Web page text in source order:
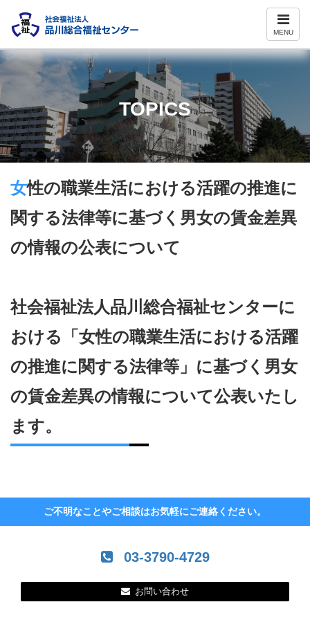
ナ
ビ
ゲ
シ
ョ
MENU
TOPICS
女性の職業生活における活躍の推進に
関する法律等に基づく男女の賃金差異
の情報の公表について
社会福祉法人品川総合福祉センターに
おける「女性の職業生活における活躍
の推進に関する法律等」に基づく男女
の賃金差異の情報について公表いたし
ます。
ご不明なことやご相談はお気軽にご連絡ください。
03-3790-4729
お問い合わせ